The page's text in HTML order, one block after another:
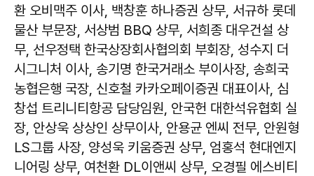
환 오비맥주 이사, 백창훈 하나증권 상무, 서규하 롯데
물산 부문장, 서상범 BBQ 상무, 서희종 대우건설 상
무, 선우정택 한국상장회사협의회 부회장, 성수지 더
시그니처 이사, 송기명 한국거래소 부이사장, 송희국
농협은행 국장, 신호철 카카오페이증권 대표이사, 심
창섭 트리니티항공 담당임원, 안국헌 대한석유협회 실
장, 안상욱 상상인 상무이사, 안용균 엔씨 전무, 안원형
LS그룹 사장, 양성욱 키움증권 상무, 엄홍석 현대엔지
니어링 상무, 여천환 DL이앤씨 상무, 오경필 에스비티